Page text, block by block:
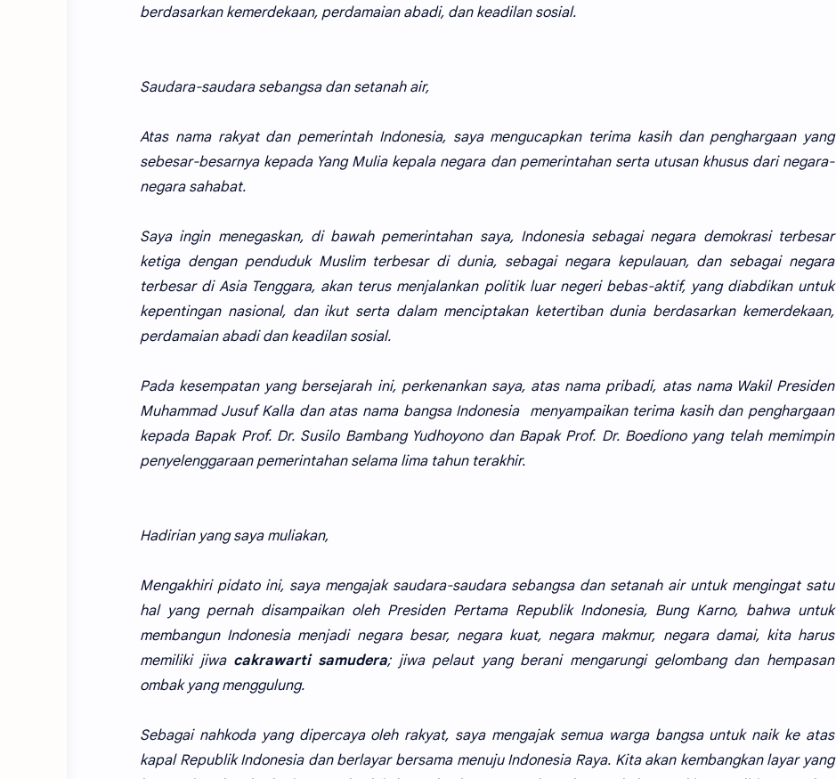
berdasarkan kemerdekaan, perdamaian abadi, dan keadilan sosial.
Saudara-saudara sebangsa dan setanah air,
Atas nama rakyat dan pemerintah Indonesia, saya mengucapkan terima kasih dan penghargaan yang
sebesar-besarnya kepada Yang Mulia kepala negara dan pemerintahan serta utusan khusus dari negara-
negara sahabat.
Saya ingin menegaskan, di bawah pemerintahan saya, Indonesia sebagai negara demokrasi terbesar
ketiga dengan penduduk Muslim terbesar di dunia, sebagai negara kepulauan, dan sebagai negara
terbesar di Asia Tenggara, akan terus menjalankan politik luar negeri bebas-aktif, yang diabdikan untuk
kepentingan nasional, dan ikut serta dalam menciptakan ketertiban dunia berdasarkan kemerdekaan,
perdamaian abadi dan keadilan sosial.
Pada kesempatan yang bersejarah ini, perkenankan saya, atas nama pribadi, atas nama Wakil Presiden
Muhammad Jusuf Kalla dan atas nama bangsa Indonesia menyampaikan terima kasih dan penghargaan
kepada Bapak Prof. Dr. Susilo Bambang Yudhoyono dan Bapak Prof. Dr. Boediono yang telah memimpin
penyelenggaraan pemerintahan selama lima tahun terakhir.
Hadirian yang saya muliakan,
Mengakhiri pidato ini, saya mengajak saudara-saudara sebangsa dan setanah air untuk mengingat satu
hal yang pernah disampaikan oleh Presiden Pertama Republik Indonesia, Bung Karno, bahwa untuk
membangun Indonesia menjadi negara besar, negara kuat, negara makmur, negara damai, kita harus
memiliki jiwa cakrawarti samudera; jiwa pelaut yang berani mengarungi gelombang dan hempasan
ombak yang menggulung.
Sebagai nahkoda yang dipercaya oleh rakyat, saya mengajak semua warga bangsa untuk naik ke atas
kapal Republik Indonesia dan berlayar bersama menuju Indonesia Raya. Kita akan kembangkan layar yang